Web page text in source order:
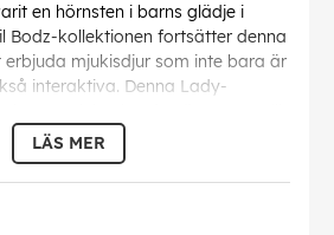
en hörnsten i barns glädje i
Bodz-kollektionen fortsätter denna
mjukisdjur som inte bara är
interaktiva. Denna Lady-
av , där fantasin inte känner
LÄS MER